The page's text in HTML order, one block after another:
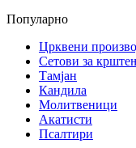
Популарно
Црквени
Сетови за
Тамјан
Кандила
Молитвеници
Акатисти
Псалтири